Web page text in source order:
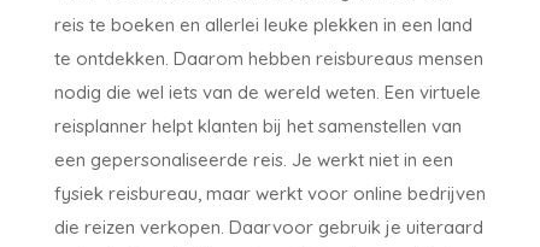
reis te boeken en allerlei leuke plekken in een land
te ontdekken. Daarom hebben reisbureaus mensen
nodig die wel iets van de wereld weten. Een virtuele
reisplanner helpt klanten bij het samenstellen van
een gepersonaliseerde reis. Je werkt niet in een
fysiek reisbureau, maar werkt voor online bedrijven
die reizen verkopen. Daarvoor gebruik je uiteraard